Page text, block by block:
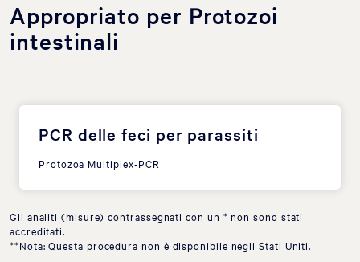
Appropriato per Protozoi
intestinali
PCR delle feci per parassiti
Protozoa Multiplex-PCR
Gli analiti (misure) contrassegnati con un * non sono stati
accreditati.
**Nota: Questa procedura non è disponibile negli Stati Uniti.